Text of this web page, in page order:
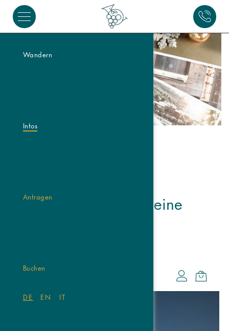
Wandern
Infos
Anfragen
Buchen
DE EN IT
Geschenkgutscheine